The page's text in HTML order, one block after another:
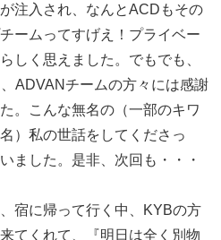
注入され、なんとACDもその
ームってすげえ！プライベー
しく思えました。でもでも、
ADVANチームの方々には感謝
。こんな無名の（一部のキワ
）私の世話をしてくださっ
ました。是非、次回も・・・
宿に帰って行く中、KYBの方
てくれて、『明日は全く別物